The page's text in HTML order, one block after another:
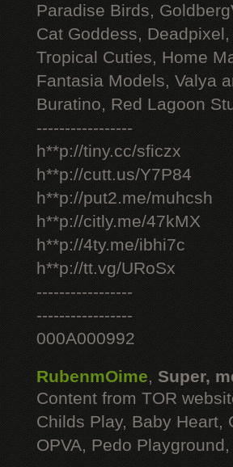
Paradise Birds,
Cat Goddess,
Tropical Cuties, Home
Fantasia Models, Valya
Buratino, Red Lagoon
-----------------
h**p://tiny.cc/sficzx
h**p://cutt.us/Y7P84
h**p://put2.me/muhcsh
h**p://citly.me/47kMX
h**p://4ty.me/ibhi7c
h**p://tt.vg/URoSx
-----------------
-----------------
000A000992
RubenmOime, Super,
Content from TOR
Childs Play, Baby Heart,
OPVA, Pedo